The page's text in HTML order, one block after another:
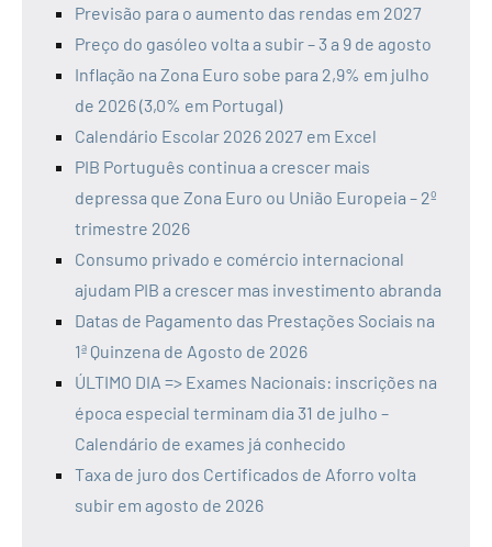
Previsão para o aumento das rendas em 2027
Preço do gasóleo volta a subir – 3 a 9 de agosto
Inflação na Zona Euro sobe para 2,9% em julho
de 2026 (3,0% em Portugal)
Calendário Escolar 2026 2027 em Excel
PIB Português continua a crescer mais
depressa que Zona Euro ou União Europeia – 2º
trimestre 2026
Consumo privado e comércio internacional
ajudam PIB a crescer mas investimento abranda
Datas de Pagamento das Prestações Sociais na
1ª Quinzena de Agosto de 2026
ÚLTIMO DIA => Exames Nacionais: inscrições na
época especial terminam dia 31 de julho –
Calendário de exames já conhecido
Taxa de juro dos Certificados de Aforro volta
subir em agosto de 2026